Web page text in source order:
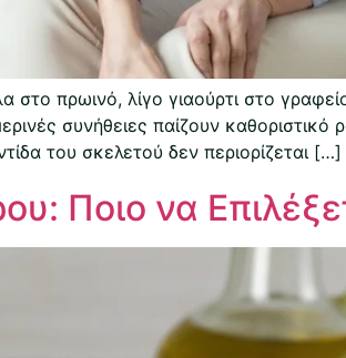
πρωινό, λίγο γιαούρτι στο
συνήθειες παίζουν
του σκελετού δεν περιορίζεται […]
Ποιο να